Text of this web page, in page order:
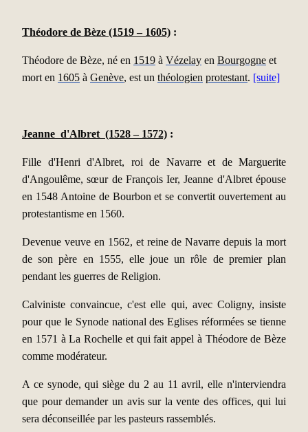
Théodore de Bèze (1519 – 1605) :
Théodore de Bèze, né en 1519 à Vézelay en Bourgogne et
mort en 1605 à Genève, est un théologien protestant. [suite]
Jeanne d'Albret (1528 – 1572) :
Fille d'Henri d'Albret, roi de Navarre et de Marguerite
d'Angoulême, sœur de François Ier, Jeanne d'Albret épouse
en 1548 Antoine de Bourbon et se convertit ouvertement au
protestantisme en 1560.
Devenue veuve en 1562, et reine de Navarre depuis la mort
de son père en 1555, elle joue un rôle de premier plan
pendant les guerres de Religion.
Calviniste convaincue, c'est elle qui, avec Coligny, insiste
pour que le Synode national des Eglises réformées se tienne
en 1571 à La Rochelle et qui fait appel à Théodore de Bèze
comme modérateur.
A ce synode, qui siège du 2 au 11 avril, elle n'interviendra
que pour demander un avis sur la vente des offices, qui lui
sera déconseillée par les pasteurs rassemblés.